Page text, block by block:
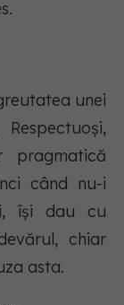
unei
pragmatică
când nu-i
își dau cu
chiar
asta.